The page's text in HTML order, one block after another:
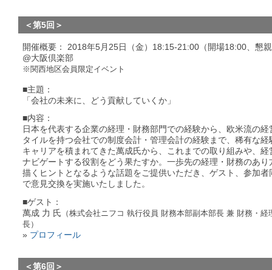
＜第5回＞
開催概要： 2018年5月25日（金）18:15-21:00（開場18:00、懇
@大阪倶楽部
※関西地区会員限定イベント
■主題：
「会社の未来に、どう貢献していくか」
■内容：
日本を代表する企業の経理・財務部門での経験から、欧米流の経
タイルを持つ会社での制度会計・管理会計の経験まで、稀有な経
キャリアを積まれてきた萬成氏から、これまでの取り組みや、経
ナビゲートする役割をどう果たすか。一歩先の経理・財務のあり
描くヒントとなるような話題をご提供いただき、ゲスト、参加者
で意見交換を実施いたしました。
■ゲスト：
萬成 力 氏 （株式会社ニフコ 執行役員 財務本部副本部長 兼 財務・経
長）
» プロフィール
＜第6回＞